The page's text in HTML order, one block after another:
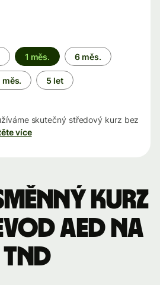
1 měs. 6 měs.
měs. 5 let
skutečný středový kurz bez
více
kurz
AED na
TND